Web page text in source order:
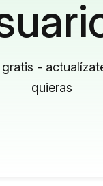
gratis -
quieras